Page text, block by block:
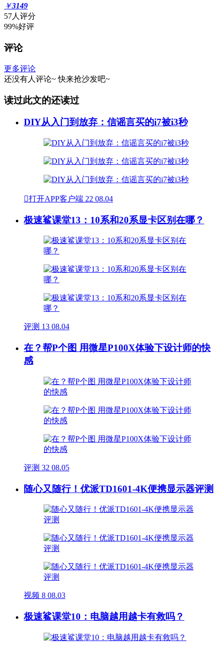
￥3149
57人评分
99%好评
评论
更多评论
还没有人评论~ 快来抢沙发吧~
读过此文的还读过
DIY从入门到放弃：信谣言买的i7被i3秒
打开APP客户端 22 08.04
极速鲨课堂13：10系和20系显卡区别在哪？
评测 13 08.04
在？帮P个图 用微星P100X体验下设计师的快
感
评测 32 08.05
随心又随行！优派TD1601-4K便携显示器评测
视频 8 08.03
极速鲨课堂10：电脑越用越卡有救吗？